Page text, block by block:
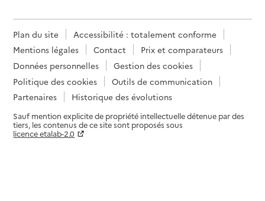
Plan du site
Accessibilité : totalement conforme
Mentions légales
Contact
Prix et comparateurs
Données personnelles
Gestion des cookies
Politique des cookies
Outils de communication
Partenaires
Historique des évolutions
Sauf mention explicite de propriété intellectuelle détenue par des
tiers, les contenus de ce site sont proposés sous
licence etalab-2.0